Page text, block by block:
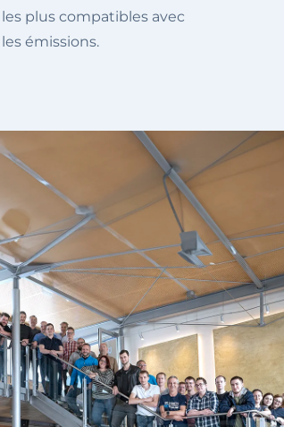
plus compatibles avec
émissions.